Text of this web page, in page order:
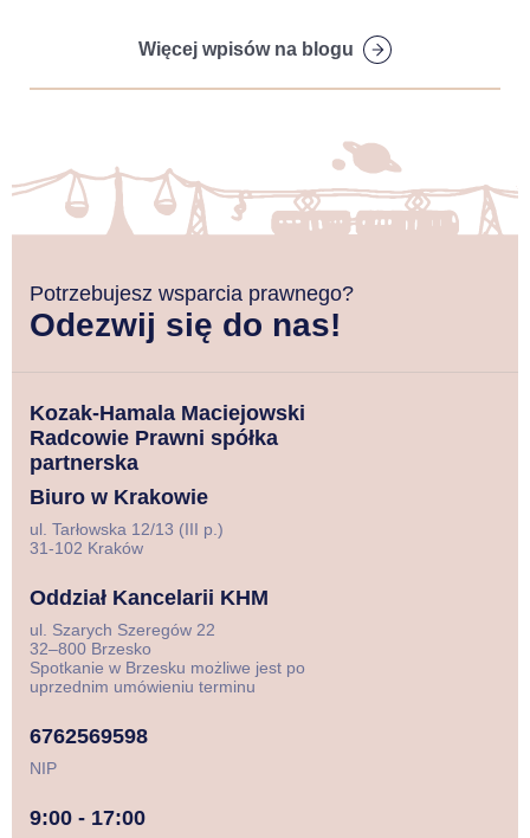
Więcej wpisów na blogu
Potrzebujesz wsparcia prawnego?
Odezwij się do nas!
Kozak-Hamala Maciejowski
Radcowie Prawni spółka
partnerska
Biuro w Krakowie
ul. Tarłowska 12/13 (III p.)
31-102 Kraków
Oddział Kancelarii KHM
ul. Szarych Szeregów 22
32–800 Brzesko
Spotkanie w Brzesku możliwe jest po
uprzednim umówieniu terminu
6762569598
NIP
9:00 - 17:00